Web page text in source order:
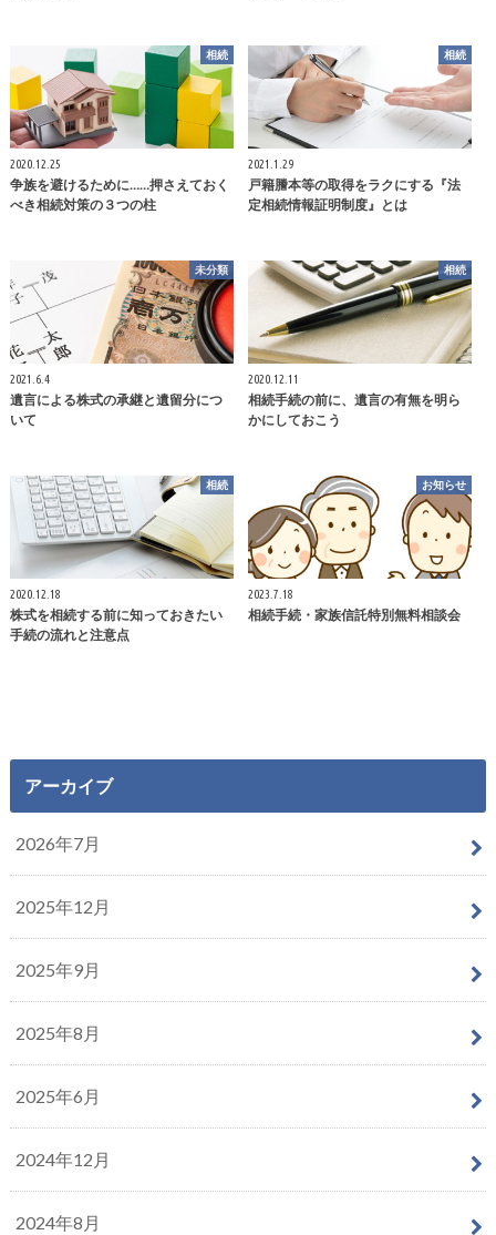
相続
2020.12.25
争族を避けるために……押さえておく
べき相続対策の３つの柱
相続
2021.1.29
戸籍謄本等の取得をラクにする『法
定相続情報証明制度』とは
未分類
2021.6.4
遺言による株式の承継と遺留分につ
いて
相続
2020.12.11
相続手続の前に、遺言の有無を明ら
かにしておこう
相続
2020.12.18
株式を相続する前に知っておきたい
手続の流れと注意点
お知らせ
2023.7.18
相続手続・家族信託特別無料相談会
アーカイブ
2026年7月
2025年12月
2025年9月
2025年8月
2025年6月
2024年12月
2024年8月